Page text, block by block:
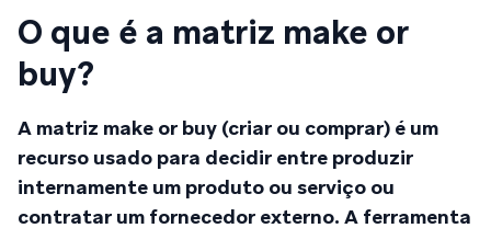
O que é a matriz make or
buy?
A matriz make or buy (criar ou comprar) é um
recurso usado para decidir entre produzir
internamente um produto ou serviço ou
contratar um fornecedor externo. A ferramenta